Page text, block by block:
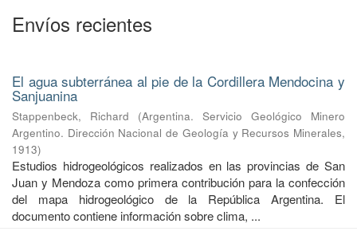
Envíos recientes
El agua subterránea al pie de la Cordillera Mendocina y
Sanjuanina
Stappenbeck, Richard (Argentina. Servicio Geológico Minero
Argentino. Dirección Nacional de Geología y Recursos Minerales,
1913)
Estudios hidrogeológicos realizados en las provincias de San
Juan y Mendoza como primera contribución para la confección
del mapa hidrogeológico de la República Argentina. El
documento contiene información sobre clima, ...